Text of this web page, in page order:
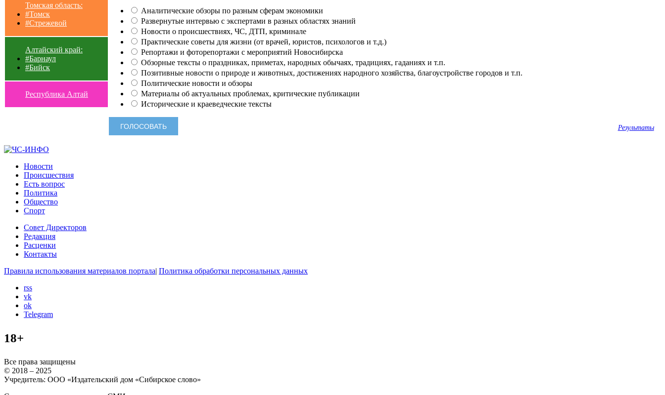
Томская область:
#Томск
#Стрежевой
Алтайский край:
#Барнаул
#Бийск
Республика Алтай
Аналитические обзоры по разным сферам экономики
Развернутые интервью с экспертами в разных областях знаний
Новости о происшествиях, ЧС, ДТП, криминале
Практические советы для жизни (от врачей, юристов, психологов и т.д.)
Репортажи и фоторепортажи с мероприятий Новосибирска
Обзорные тексты о праздниках, приметах, народных обычаях, традициях, гаданиях и т.п.
Позитивные новости о природе и животных, достижениях народного хозяйства, благоустройстве городов и т.п.
Политические новости и обзоры
Материалы об актуальных проблемах, критические публикации
Исторические и краеведческие тексты
Результаты
Новости
Происшествия
Есть вопрос
Политика
Общество
Спорт
Совет Директоров
Редакция
Расценки
Контакты
Правила использования материалов портала| Политика обработки персональных данных
rss
vk
ok
Telegram
18+
Все права защищены
© 2018 – 2025
Учредитель: ООО «Издательский дом «Сибирское слово»